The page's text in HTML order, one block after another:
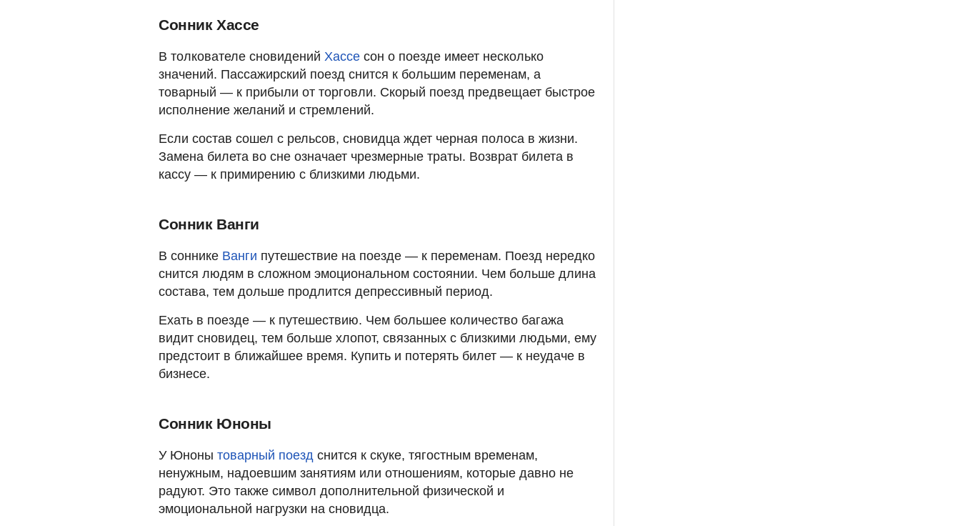
Сонник Хассе
В толкователе сновидений Хассе сон о поезде имеет несколько
значений. Пассажирский поезд снится к большим переменам, а
товарный — к прибыли от торговли. Скорый поезд предвещает быстрое
исполнение желаний и стремлений.
Если состав сошел с рельсов, сновидца ждет черная полоса в жизни.
Замена билета во сне означает чрезмерные траты. Возврат билета в
кассу — к примирению с близкими людьми.
Сонник Ванги
В соннике Ванги путешествие на поезде — к переменам. Поезд нередко
снится людям в сложном эмоциональном состоянии. Чем больше длина
состава, тем дольше продлится депрессивный период.
Ехать в поезде — к путешествию. Чем большее количество багажа
видит сновидец, тем больше хлопот, связанных с близкими людьми, ему
предстоит в ближайшее время. Купить и потерять билет — к неудаче в
бизнесе.
Сонник Юноны
У Юноны товарный поезд снится к скуке, тягостным временам,
ненужным, надоевшим занятиям или отношениям, которые давно не
радуют. Это также символ дополнительной физической и
эмоциональной нагрузки на сновидца.